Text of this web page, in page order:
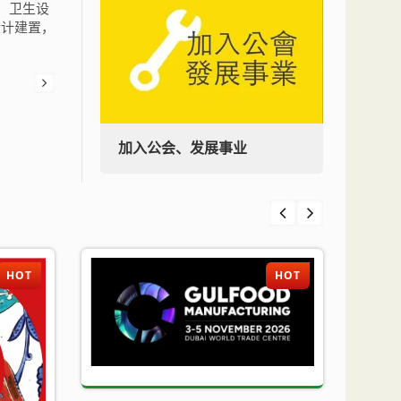
卫生设
建置，
加入公会、发展事业
HOT HOT